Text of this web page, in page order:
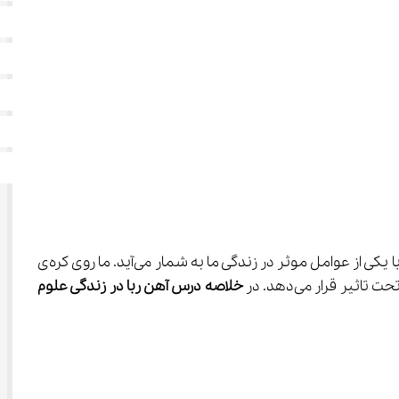
با تصویر جالبی از جذب زباله‌های آهنی از سایر زباله‌ها توسط یک آهن‌ربای قوی آغاز می‌شود. آهن‌ربا یکی از عوامل موثر در زندگی ما به شمار می‌آید. ما روی کره‌ی
خلاصه درس آهن ربا در زندگی علوم